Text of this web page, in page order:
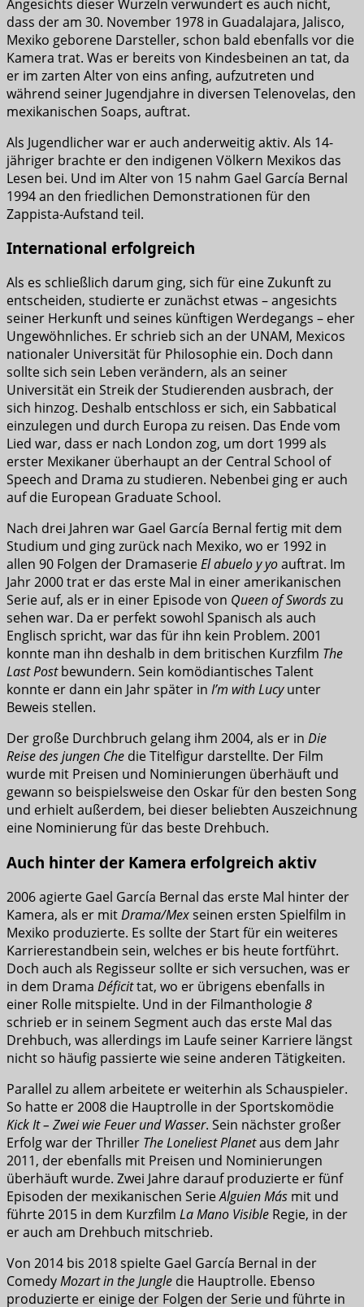
Angesichts dieser Wurzeln verwundert es auch nicht,
dass der am 30. November 1978 in Guadalajara, Jalisco,
Mexiko geborene Darsteller, schon bald ebenfalls vor die
Kamera trat. Was er bereits von Kindesbeinen an tat, da
er im zarten Alter von eins anfing, aufzutreten und
während seiner Jugendjahre in diversen Telenovelas, den
mexikanischen Soaps, auftrat.
Als Jugendlicher war er auch anderweitig aktiv. Als 14-
jähriger brachte er den indigenen Völkern Mexikos das
Lesen bei. Und im Alter von 15 nahm Gael García Bernal
1994 an den friedlichen Demonstrationen für den
Zappista-Aufstand teil.
International erfolgreich
Als es schließlich darum ging, sich für eine Zukunft zu
entscheiden, studierte er zunächst etwas – angesichts
seiner Herkunft und seines künftigen Werdegangs – eher
Ungewöhnliches. Er schrieb sich an der UNAM, Mexicos
nationaler Universität für Philosophie ein. Doch dann
sollte sich sein Leben verändern, als an seiner
Universität ein Streik der Studierenden ausbrach, der
sich hinzog. Deshalb entschloss er sich, ein Sabbatical
einzulegen und durch Europa zu reisen. Das Ende vom
Lied war, dass er nach London zog, um dort 1999 als
erster Mexikaner überhaupt an der Central School of
Speech and Drama zu studieren. Nebenbei ging er auch
auf die European Graduate School.
Nach drei Jahren war Gael García Bernal fertig mit dem
Studium und ging zurück nach Mexiko, wo er 1992 in
allen 90 Folgen der DramaserieEl abuelo y yoauftrat. Im
Jahr 2000 trat er das erste Mal in einer amerikanischen
Serie auf, als er in einer Episode von Queen of Swordszu
sehen war. Da er perfekt sowohl Spanisch als auch
Englisch spricht, war das für ihn kein Problem. 2001
konnte man ihn deshalb in dem britischen Kurzfilm The
Last Postbewundern. Sein komödiantisches Talent
konnte er dann ein Jahr später in I’m with Lucyunter
Beweis stellen.
Der große Durchbruch gelang ihm 2004, als er in Die
Reise des jungen Che die Titelfigur darstellte. Der Film
wurde mit Preisen und Nominierungen überhäuft und
gewann so beispielsweise den Oskar für den besten Song
und erhielt außerdem, bei dieser beliebten Auszeichnung
eine Nominierung für das beste Drehbuch.
Auch hinter der Kamera erfolgreich aktiv
2006 agierte Gael García Bernal das erste Mal hinter der
Kamera, als er mitDrama/Mexseinen ersten Spielfilm in
Mexiko produzierte. Es sollte der Start für ein weiteres
Karrierestandbein sein, welches er bis heute fortführt.
Doch auch als Regisseur sollte er sich versuchen, was er
in dem Drama Déficittat, wo er übrigens ebenfalls in
einer Rolle mitspielte. Und in der Filmanthologie8
schrieb er in seinem Segment auch das erste Mal das
Drehbuch, was allerdings im Laufe seiner Karriere längst
nicht so häufig passierte wie seine anderen Tätigkeiten.
Parallel zu allem arbeitete er weiterhin als Schauspieler.
So hatte er 2008 die Hauptrolle in der Sportskomödie
Kick It – Zwei wie Feuer und Wasser. Sein nächster großer
Erfolg war der Thriller The Loneliest Planetaus dem Jahr
2011, der ebenfalls mit Preisen und Nominierungen
überhäuft wurde. Zwei Jahre darauf produzierte er fünf
Episoden der mexikanischen SerieAlguien Más mit und
führte 2015 in dem Kurzfilm La Mano Visible Regie, in der
er auch am Drehbuch mitschrieb.
Von 2014 bis 2018 spielte Gael García Bernal in der
ComedyMozart in the Jungle die Hauptrolle. Ebenso
produzierte er einige der Folgen der Serie und führte in